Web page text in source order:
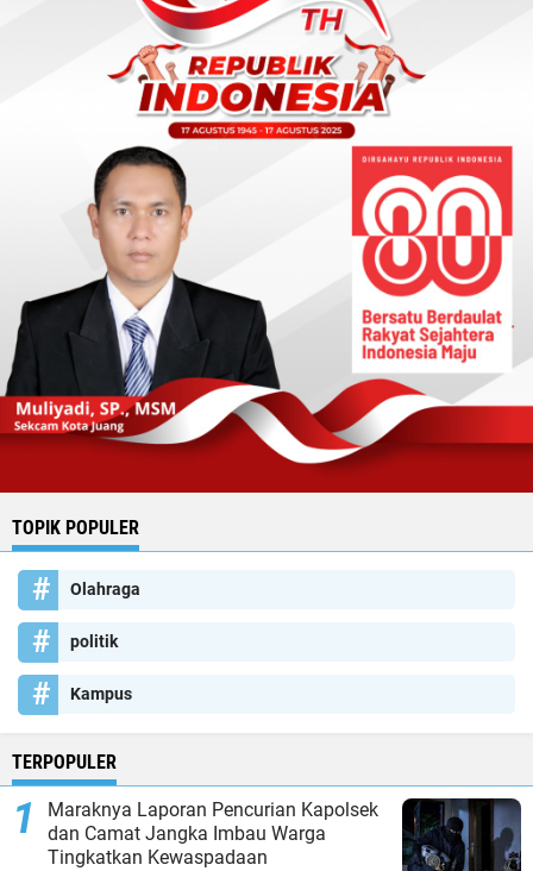
TOPIK POPULER
Olahraga
politik
Kampus
TERPOPULER
Maraknya Laporan Pencurian Kapolsek
dan Camat Jangka Imbau Warga
Tingkatkan Kewaspadaan